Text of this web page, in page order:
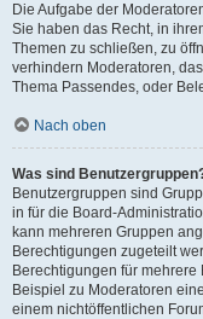
Die Aufgabe der
Sie haben das Recht, in
Themen zu schließen, zu
verhindern Moderatoren,
Thema Passendes, oder
Nach oben
Was sind
Benutzergruppen sind
in für die Board-
kann mehreren Gruppen
Berechtigungen zugeteilt
Berechtigungen für
Beispiel zu Moderatoren
einem nichtöffentlichen